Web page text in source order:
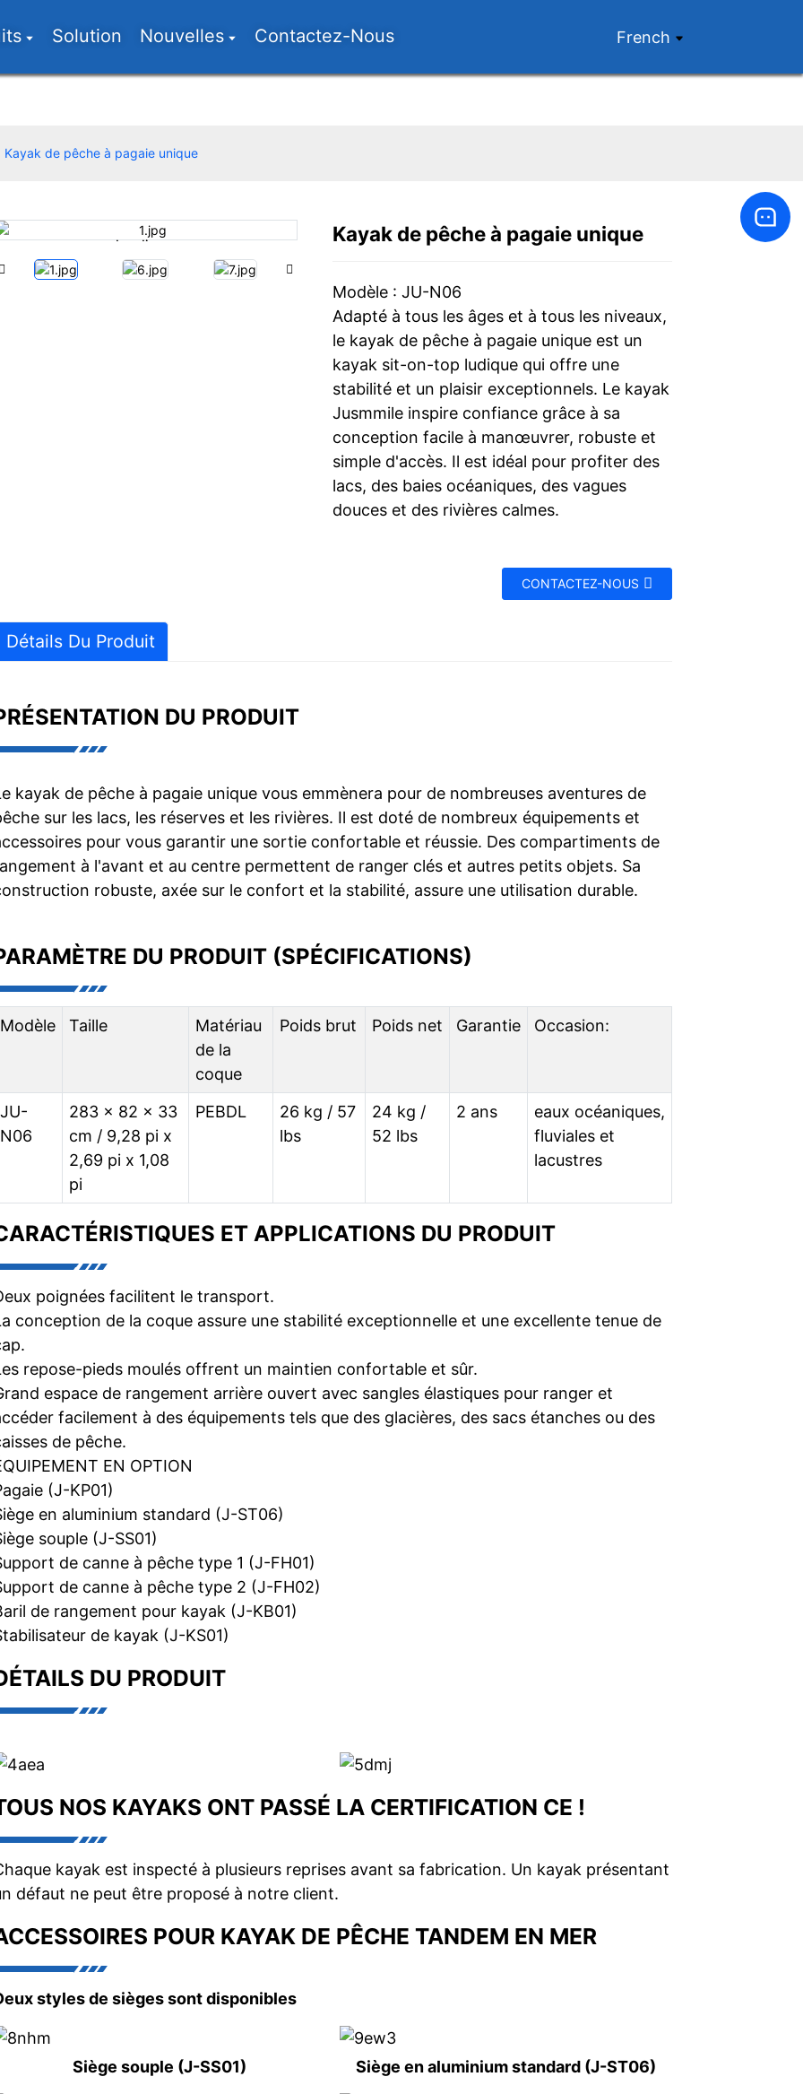
Solution Nouvelles Contactez-Nous French
Kayak de pêche à pagaie unique
Loading...
Loading... Loading...
Loading... Loading...
Loading...
Kayak de pêche à pagaie unique
Modèle : JU-N06
Adapté à tous les âges et à tous les niveaux,
le kayak de pêche à pagaie unique est un
kayak sit-on-top ludique qui offre une
stabilité et un plaisir exceptionnels. Le kayak
Jusmmile inspire confiance grâce à sa
conception facile à manœuvrer, robuste et
simple d'accès. Il est idéal pour profiter des
lacs, des baies océaniques, des vagues
douces et des rivières calmes.
CONTACTEZ-NOUS
Détails Du Produit
DU PRODUIT
kayak de pêche à pagaie unique vous emmènera pour de nombreuses aventures de
sur les lacs, les réserves et les rivières. Il est doté de nombreux équipements et
pour vous garantir une sortie confortable et réussie. Des compartiments de
à l'avant et au centre permettent de ranger clés et autres petits objets. Sa
robuste, axée sur le confort et la stabilité, assure une utilisation durable.
DU PRODUIT (SPÉCIFICATIONS)
Modèle Taille
Matériau
de la
coque
Poids brut Poids net Garantie Occasion:
JU-
N06
283 x 82 x 33
cm / 9,28 pi x
2,69 pi x 1,08
pi
PEBDL
26 kg / 57
lbs
24 kg /
52 lbs
2 ans
eaux océaniques,
fluviales et
lacustres
ET APPLICATIONS DU PRODUIT
poignées facilitent le transport.
conception de la coque assure une stabilité exceptionnelle et une excellente tenue de
repose-pieds moulés offrent un maintien confortable et sûr.
espace de rangement arrière ouvert avec sangles élastiques pour ranger et
facilement à des équipements tels que des glacières, des sacs étanches ou des
de pêche.
EN OPTION
(J-KP01)
en aluminium standard (J-ST06)
souple (J-SS01)
de canne à pêche type 1 (J-FH01)
de canne à pêche type 2 (J-FH02)
de rangement pour kayak (J-KB01)
de kayak (J-KS01)
DU PRODUIT
NOS KAYAKS ONT PASSÉ LA CERTIFICATION CE !
kayak est inspecté à plusieurs reprises avant sa fabrication. Un kayak présentant
défaut ne peut être proposé à notre client.
POUR KAYAK DE PÊCHE TANDEM EN MER
styles de sièges sont disponibles
Siège souple (J-SS01) Siège en aluminium standard (J-ST06)